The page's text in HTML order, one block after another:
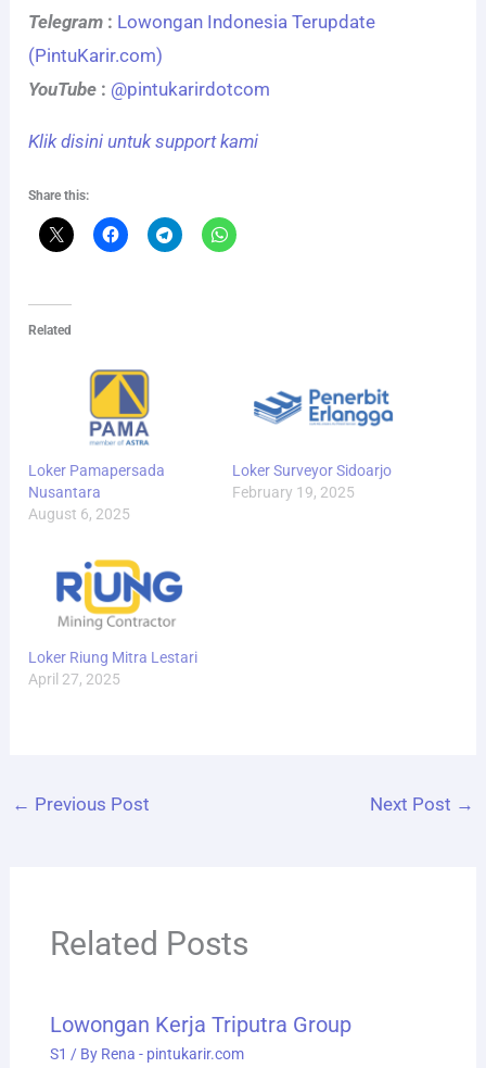
Telegram : Lowongan Indonesia Terupdate
(PintuKarir.com)
YouTube : @pintukarirdotcom
Klik disini untuk support kami
Share this:
Related
Loker Pamapersada
Nusantara
August 6, 2025
Loker Surveyor Sidoarjo
February 19, 2025
Loker Riung Mitra Lestari
April 27, 2025
← Previous Post Next Post →
Related Posts
Lowongan Kerja Triputra Group
S1 / By Rena - pintukarir.com